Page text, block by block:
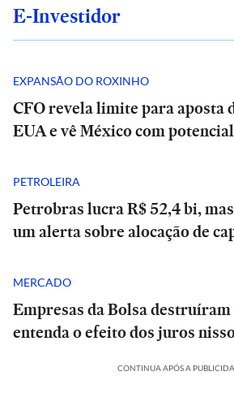
E-Investidor
EXPANSÃO DO ROXINHO
CFO revela limite para aposta
EUA e vê México com
PETROLEIRA
Petrobras lucra R$ 52,4 bi,
um alerta sobre alocação de
MERCADO
Empresas da Bolsa
entenda o efeito dos juros
CONTINUA APÓS A